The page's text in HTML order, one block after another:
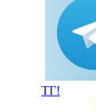
ТГ!